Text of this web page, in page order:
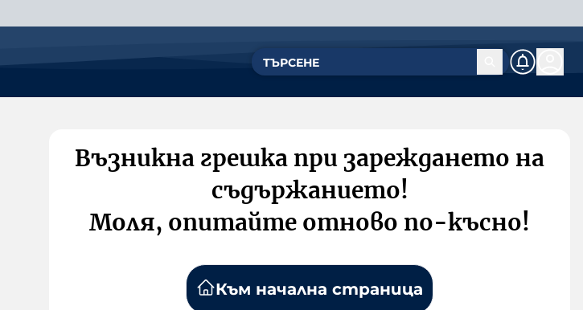
Възникна грешка при зареждането на
съдържанието!
Моля, опитайте отново по-късно!
Към начална страница